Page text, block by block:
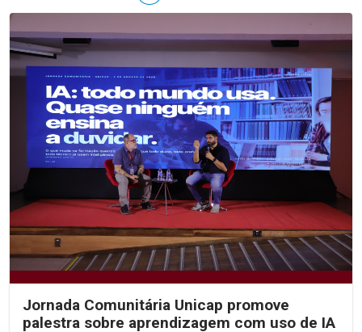
Jornada Comunitária Unicap promove
palestra sobre aprendizagem com uso de IA